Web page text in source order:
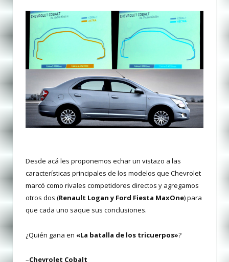
Desde acá les proponemos echar un vistazo a las
características principales de los modelos que Chevrolet
marcó como rivales competidores directos y agregamos
otros dos (Renault Logan y Ford Fiesta MaxOne) para
que cada uno saque sus conclusiones.
¿Quién gana en «La batalla de los tricuerpos»?
–Chevrolet Cobalt